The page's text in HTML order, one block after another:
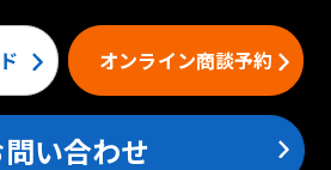
オンライン商談予約
い合わせ